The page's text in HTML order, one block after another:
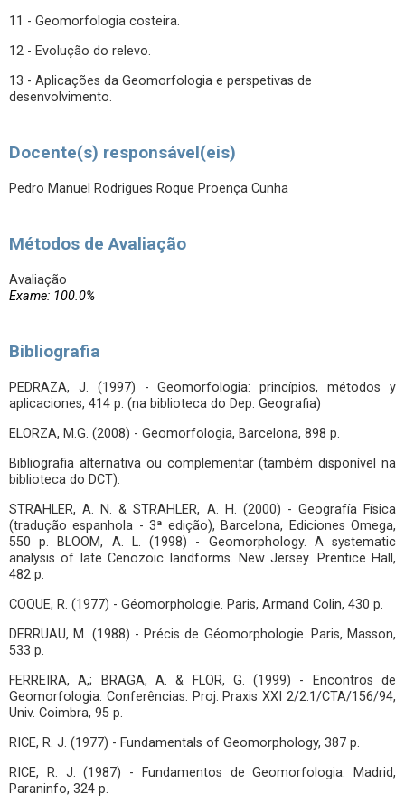
11 - Geomorfologia costeira.
12 - Evolução do relevo.
13 - Aplicações da Geomorfologia e perspetivas de
desenvolvimento.
Docente(s) responsável(eis)
Pedro Manuel Rodrigues Roque Proença Cunha
Métodos de Avaliação
Avaliação
Exame: 100.0%
Bibliografia
PEDRAZA, J. (1997) - Geomorfologia: princípios, métodos y
aplicaciones, 414 p. (na biblioteca do Dep. Geografia)
ELORZA, M.G. (2008) - Geomorfologia, Barcelona, 898 p.
Bibliografia alternativa ou complementar (também disponível na
biblioteca do DCT):
STRAHLER, A. N. & STRAHLER, A. H. (2000) - Geografía Física
(tradução espanhola - 3ª edição), Barcelona, Ediciones Omega,
550 p. BLOOM, A. L. (1998) - Geomorphology. A systematic
analysis of late Cenozoic landforms. New Jersey. Prentice Hall,
482 p.
COQUE, R. (1977) - Géomorphologie. Paris, Armand Colin, 430 p.
DERRUAU, M. (1988) - Précis de Géomorphologie. Paris, Masson,
533 p.
FERREIRA, A,; BRAGA, A. & FLOR, G. (1999) - Encontros de
Geomorfologia. Conferências. Proj. Praxis XXI 2/2.1/CTA/156/94,
Univ. Coimbra, 95 p.
RICE, R. J. (1977) - Fundamentals of Geomorphology, 387 p.
RICE, R. J. (1987) - Fundamentos de Geomorfologia. Madrid,
Paraninfo, 324 p.